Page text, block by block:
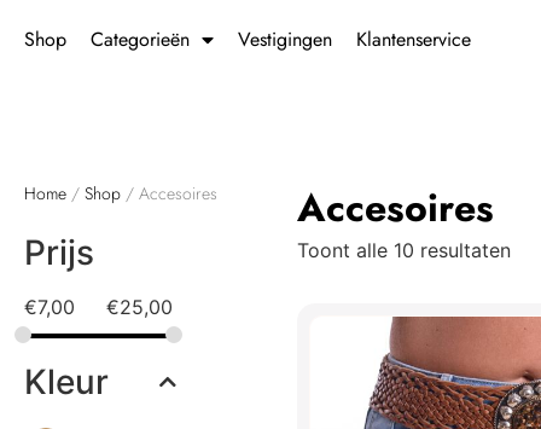
Shop Categorieën Vestigingen Klantenservice
Home / Shop / Accesoires
Prijs
€7,00 €25,00
Kleur
Accesoires
Toont alle 10 resultaten